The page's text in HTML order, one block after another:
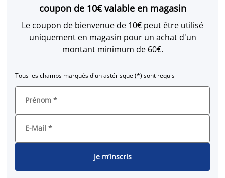
coupon de 10€ valable en magasin
Le coupon de bienvenue de 10€ peut être utilisé
uniquement en magasin pour un achat d'un
montant minimum de 60€.
Tous les champs marqués d'un astérisque (*) sont requis
Prénom *
E-Mail *
Je m’inscris